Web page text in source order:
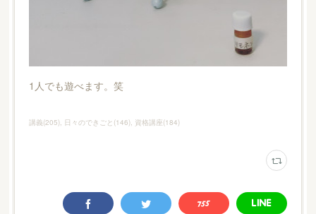
1人でも遊べます。笑
講義(205) 日々のできごと (146) 資格講座(184)